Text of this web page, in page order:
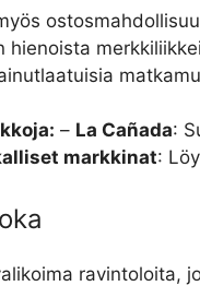
hienoista
– La Cañada:
markkinat:
ravintoloita,